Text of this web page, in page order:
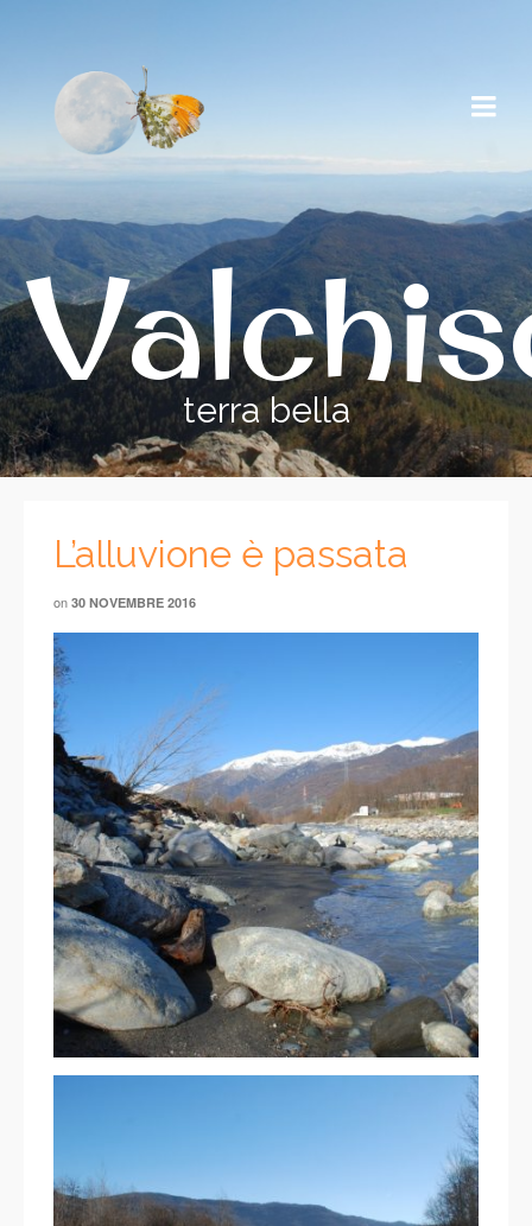
terra bella
L’alluvione è passata
on 30 NOVEMBRE 2016